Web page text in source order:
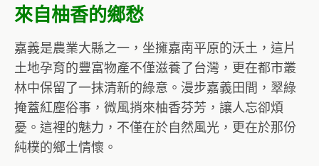
來自柚香的鄉愁
嘉義是農業大縣之一，坐擁嘉南平原的沃土，這片
土地孕育的豐富物產不僅滋養了台灣，更在都市叢
林中保留了一抹清新的綠意。漫步嘉義田間，翠綠
掩蓋紅塵俗事，微風捎來柚香芬芳，讓人忘卻煩
憂。這裡的魅力，不僅在於自然風光，更在於那份
純樸的鄉土情懷。